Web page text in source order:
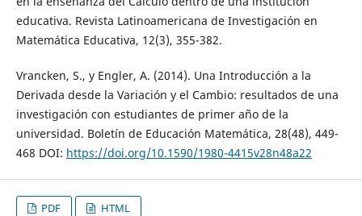
educativa. Revista Latinoamericana de Investigación en
Matemática Educativa, 12(3), 355-382.
Vrancken, S., y Engler, A. (2014). Una Introducción a la
Derivada desde la Variación y el Cambio: resultados de una
investigación con estudiantes de primer año de la
universidad. Boletín de Educación Matemática, 28(48), 449-
468 DOI: https://doi.org/10.1590/1980-4415v28n48a22
PDF HTML